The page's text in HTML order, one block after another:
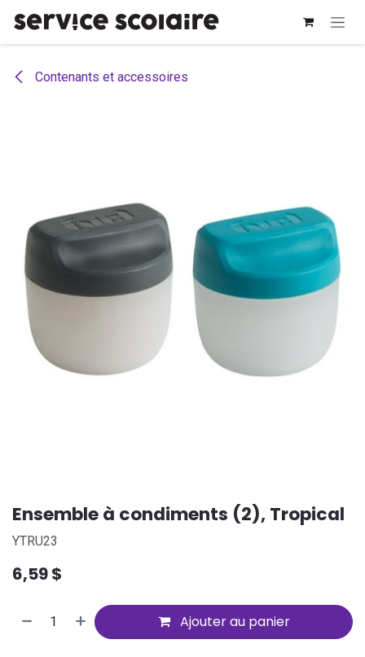
Contenants et accessoires
Ensemble à condiments (2), Tropical
YTRU23
6,59$
Ajouter au panier